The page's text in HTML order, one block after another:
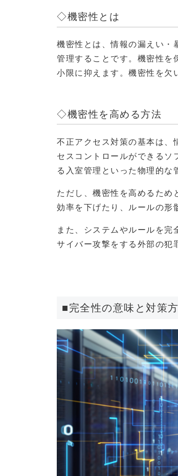
◇機密性とは
機密性とは、情報の漏えい・
管理することです。機密性を
小限に抑えます。機密性を欠
◇機密性を高める方法
不正アクセス対策の基本は、
セスコントロールができるソ
る入室管理といった物理的な
ただし、機密性を高めるため
効率を下げたり、ルールの形
また、システムやルールを完
サイバー攻撃をする外部の犯
■完全性の意味と対策